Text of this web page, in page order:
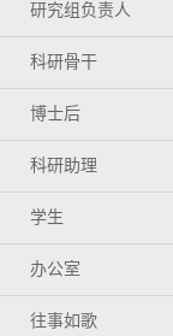
研究组负责人
科研骨干
博士后
科研助理
学生
办公室
往事如歌